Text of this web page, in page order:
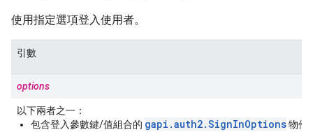
使用指定選項登入使用者。
引數
options
以下兩者之一：
包含登入參數鍵/值組合的 gapi.auth2.SignInOptions物件